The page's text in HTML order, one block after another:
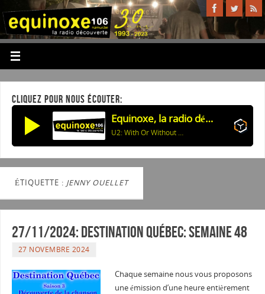
CLIQUEZ POUR NOUS ÉCOUTER:
Equinoxe, la radio découverte
U2: With Or Without You
ÉTIQUETTE : JENNY OUELLET
27/11/2024: Destination Québec: semaine 48
27 NOVEMBRE 2024
Chaque semaine nous vous proposons
une émission d’une heure entièrement